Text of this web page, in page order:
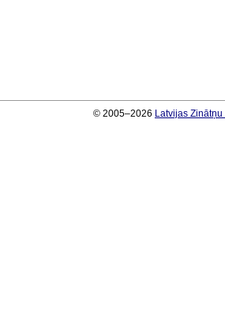
© 2005–2026 Latvijas